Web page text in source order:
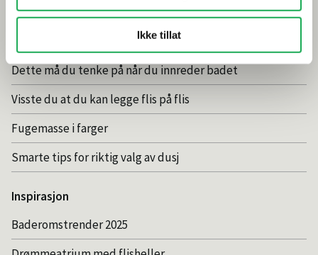
Ikke tillat
Tips og råd
Gjør et godt valg av fliser til badet
Dette må du tenke på når du innreder badet
Visste du at du kan legge flis på flis
Fugemasse i farger
Smarte tips for riktig valg av dusj
Inspirasjon
Baderomstrender 2025